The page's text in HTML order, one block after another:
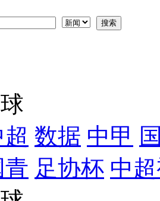
数据 中甲
青 足协杯 中